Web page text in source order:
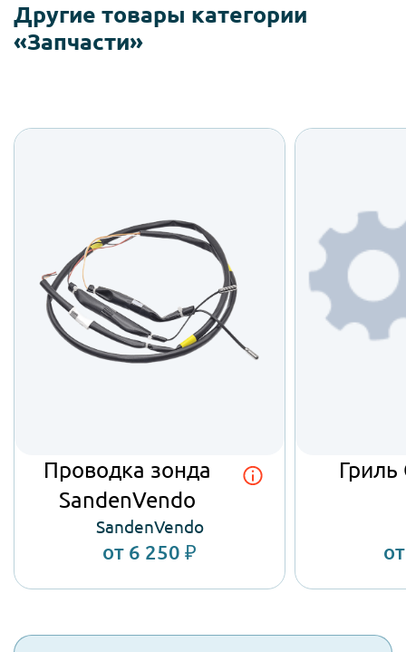
Другие товары категории
«Запчасти»
Проводка зонда
SandenVendo
SandenVendo
от 6 250 ₽
SandenVendo
от 6 250 ₽
Отправить заявку
Подробнее об автомате
Гриль